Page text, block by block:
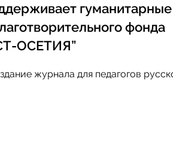
гуманитарные
фонда
ОСЕТИЯ”
журнала для педагогов